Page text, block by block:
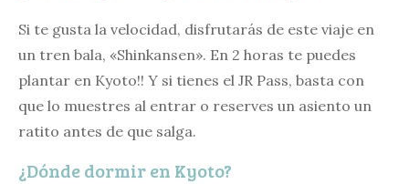
Si te gusta la velocidad, disfrutarás de este viaje en
un tren bala, «Shinkansen». En 2 horas te puedes
plantar en Kyoto!! Y si tienes el JR Pass, basta con
que lo muestres al entrar o reserves un asiento un
ratito antes de que salga.
¿Dónde dormir en Kyoto?